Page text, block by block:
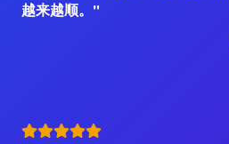
越来越顺。"